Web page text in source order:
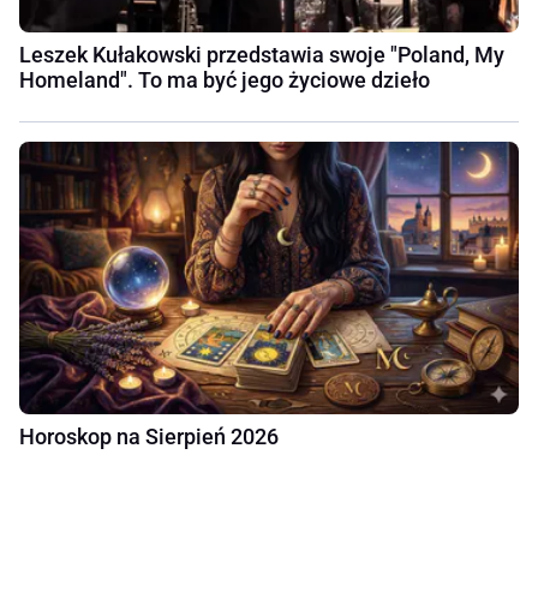
Leszek Kułakowski przedstawia swoje "Poland, My
Homeland". To ma być jego życiowe dzieło
Horoskop na Sierpień 2026